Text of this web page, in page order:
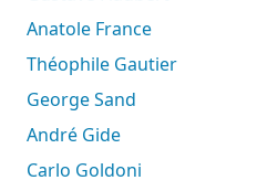
Anatole France
Théophile Gautier
George Sand
André Gide
Carlo Goldoni